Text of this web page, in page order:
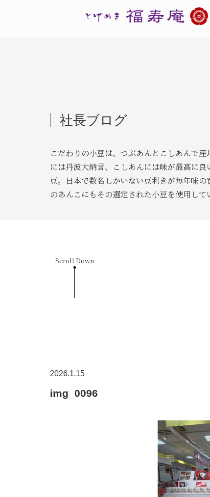
社長ブログ
こだわりの小豆は、つぶあんとこしあんで
には丹波大納言、こしあんには味が最高に
豆。日本で数名しかいない豆利きが毎年味
のあんこにもその選定された小豆を使用して
Scroll Down
2026.1.15
img_0096